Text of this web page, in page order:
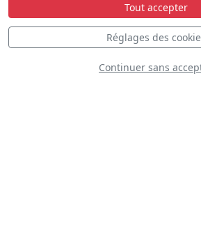
Tout accepter
Réglages des
Continuer sans